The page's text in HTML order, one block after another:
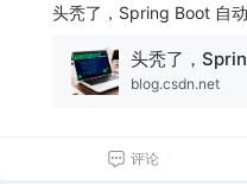
头秃了，Spring Boot 自
blog.csdn.net
评论